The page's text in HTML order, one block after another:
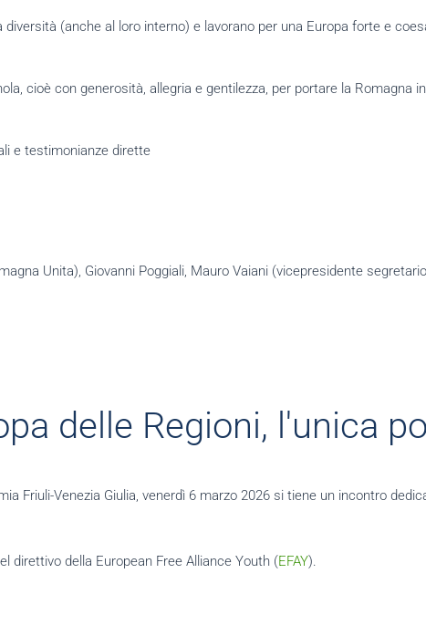
diversità (anche al loro interno) e lavorano per una Europa forte e
cioè con generosità, allegria e gentilezza, per portare la Romagna
e testimonianze dirette
Unita), Giovanni Poggiali, Mauro Vaiani (vicepresidente
delle Regioni, l'unica
Friuli-Venezia Giulia, venerdì 6 marzo 2026 si tiene un incontro
direttivo della European Free Alliance Youth (EFAY).